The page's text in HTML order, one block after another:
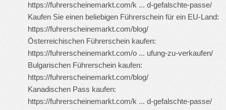
https://fuhrerscheinemarkt.com/k ... d-gefalschte-passe/
Kaufen Sie einen beliebigen Führerschein für ein EU-Land:
https://fuhrerscheinemarkt.com/blog/
Österreichischen Führerschein kaufen:
https://fuhrerscheinemarkt.com/o ... ufung-zu-verkaufen/
Bulgarischen Führerschein kaufen:
https://fuhrerscheinemarkt.com/blog/
Kanadischen Pass kaufen:
https://fuhrerscheinemarkt.com/k ... d-gefalschte-passe/